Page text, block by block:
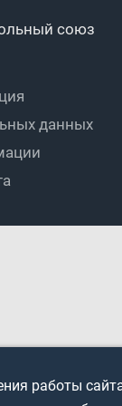
с ОВЗ
союз
данных
работы